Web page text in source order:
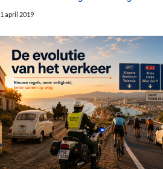
1 april 2019